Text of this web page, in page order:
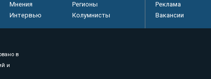
Мнения
Регионы
Интервью Колумнисты
Реклама
Вакансии
в
и